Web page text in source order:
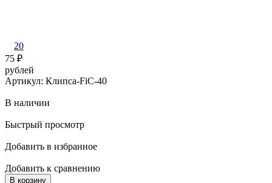
20
75 ₽
рублей
Артикул: Клипса-FiC-40
В наличии
Быстрый просмотр
Добавить в избранное
Добавить к сравнению
В корзину